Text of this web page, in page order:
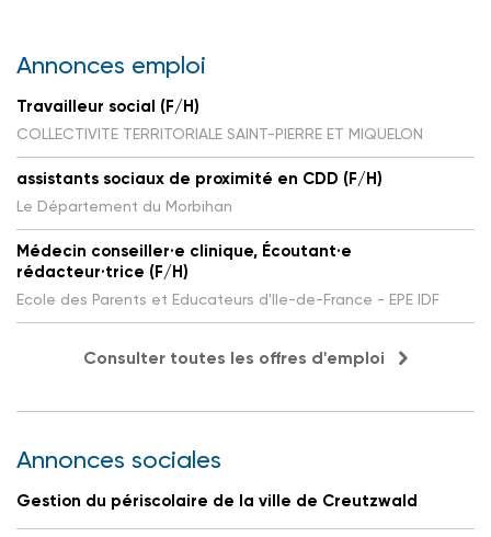
Annonces emploi
Travailleur social (F/H)
COLLECTIVITE TERRITORIALE SAINT-PIERRE ET MIQUELON
assistants sociaux de proximité en CDD (F/H)
Le Département du Morbihan
Médecin conseiller·e clinique, Écoutant·e
rédacteur·trice (F/H)
Ecole des Parents et Educateurs d'Ile-de-France - EPE IDF
Consulter toutes les offres d'emploi
Annonces sociales
Gestion du périscolaire de la ville de Creutzwald